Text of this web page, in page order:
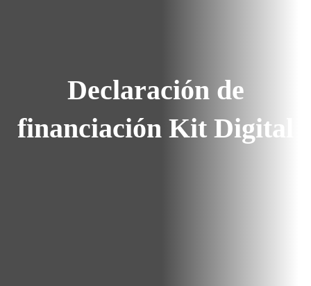
Declaración de
financiación Kit Digital